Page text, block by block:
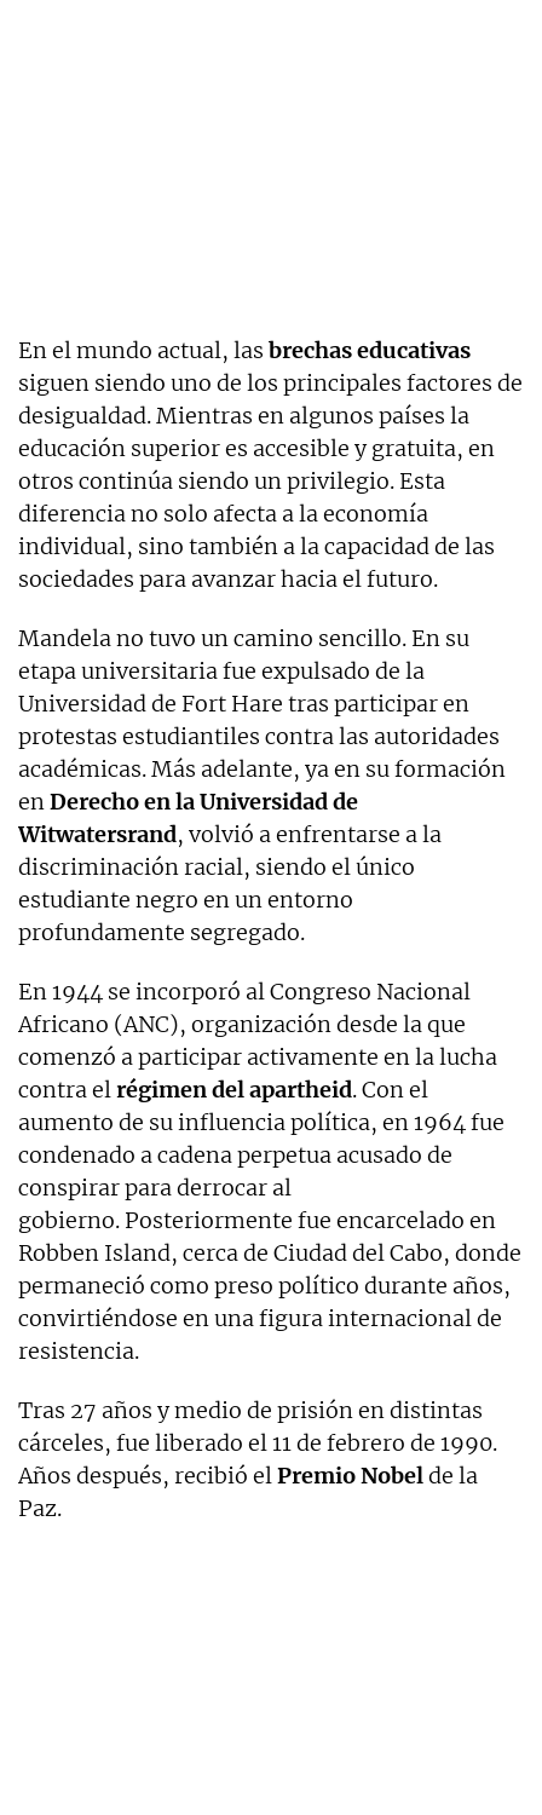
En el mundo actual, las brechas educativas
siguen siendo uno de los principales factores de
desigualdad. Mientras en algunos países la
educación superior es accesible y gratuita, en
otros continúa siendo un privilegio. Esta
diferencia no solo afecta a la economía
individual, sino también a la capacidad de las
sociedades para avanzar hacia el futuro.
Mandela no tuvo un camino sencillo. En su
etapa universitaria fue expulsado de la
Universidad de Fort Hare tras participar en
protestas estudiantiles contra las autoridades
académicas. Más adelante, ya en su formación
enDerecho en la Universidad de
Witwatersrand, volvió a enfrentarse a la
discriminación racial, siendo el único
estudiante negro en un entorno
profundamente segregado.
En 1944 se incorporó al Congreso Nacional
Africano (ANC), organización desde la que
comenzó a participar activamente en la lucha
contra elrégimen del apartheid. Con el
aumento de su influencia política, en 1964 fue
condenado a cadena perpetua acusado de
conspirar para derrocar al
gobierno. Posteriormente fue encarcelado en
Robben Island, cerca de Ciudad del Cabo, donde
permaneció como preso político durante años,
convirtiéndose en una figura internacional de
resistencia.
Tras 27 años y medio de prisión en distintas
cárceles, fue liberado el 11 de febrero de 1990.
Años después, recibió elPremio Nobelde la
Paz.